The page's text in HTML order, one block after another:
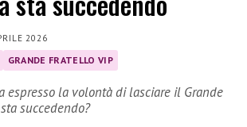
2026
GRANDE FRATELLO VIP
espresso la volontà di lasciare il Grande
succedendo?